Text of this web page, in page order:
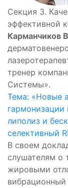
Секция 3.
эффективной
Карманчиков
тренер
Системы».
Тема: «Новые
гармонизации
липолиз и
селективный
В своем
слушателям о
жировыми
вибрационный